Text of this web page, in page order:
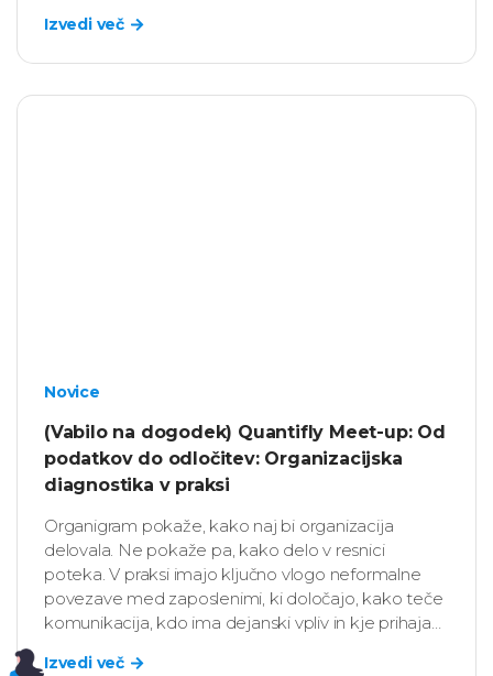
začrtali nadaljnje strateške, kadrobske in vodstvene
Izvedi več
Novice
(Vabilo na dogodek) Quantifly Meet-up: Od
podatkov do odločitev: Organizacijska
diagnostika v praksi
Organigram pokaže, kako naj bi organizacija
delovala. Ne pokaže pa, kako delo v resnici
poteka. V praksi imajo ključno vlogo neformalne
povezave med zaposlenimi, ki določajo, kako teče
komunikacija, kdo ima dejanski vpliv in kje prihaja
Izvedi več